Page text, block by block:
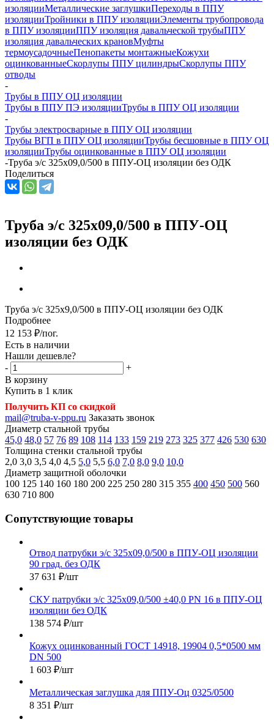
изоляцииМеталлические заглушкиПереходы в ППУ
изоляцииТройники в ППУ изоляцииЭлементы трубопровода
в ППУ изоляцииППУ изоляция давальческой трубыППУ
изоляция давальческих крановМуфты
термоусадочныеПенопакеты монтажныеКожухи
оцинкованныеСкорлупы ППУ цилиндрыСкорлупы ППУ
отводы
-
Трубы в ППУ ОЦ изоляции
Трубы в ППУ ПЭ изоляцииТрубы в ППУ ОЦ изоляции
-
Трубы электросварные в ППУ ОЦ изоляции
Трубы ВГП в ППУ ОЦ изоляцииТрубы бесшовные в ППУ ОЦ
изоляцииТрубы оцинкованные в ППУ ОЦ изоляции
-Труба э/с 325х09,0/500 в ППУ-ОЦ изоляции без ОДК
Поделиться
Труба э/с 325х09,0/500 в ППУ-ОЦ
изоляции без ОДК
Труба э/с 325х9,0/500 в ППУ-ОЦ изоляции без ОДК
Подробнее
12 153 ₽/пог.
Есть в наличии
Нашли дешевле?
-
+
В корзину
Купить в 1 клик
Получить КП со скидкой
mail@truba-v-ppu.ru Заказать звонок
Диаметр стальной трубы
45,0 48,0 57 76 89 108 114 133 159 219 273 325 377 426 530 630
Толщина стенки стальной трубы
2,0 3,0 3,5 4,0 4,5 5,0 5,5 6,0 7,0 8,0 9,0 10,0
Диаметр защитной оболочки
100 125 140 160 180 200 225 250 280 315 355 400 450 500 560
630 710 800
Сопутствующие товары
Отвод патрубки э/с 325х09,0/500 в ППУ-ОЦ изоляции
90 град. без ОДК
37 631 ₽/шт
СКУ патрубки э/с 325х09,0/500 ±40,0 PN 16 в ППУ-ОЦ
изоляции без ОДК
138 574 ₽/шт
Кожух оцинкованный ГОСТ 14918, 19904 0,5*0500 мм
DN 500
1 603 ₽/шт
Металлическая заглушка для ППУ-Оц 0325/0500
8 351 ₽/шт